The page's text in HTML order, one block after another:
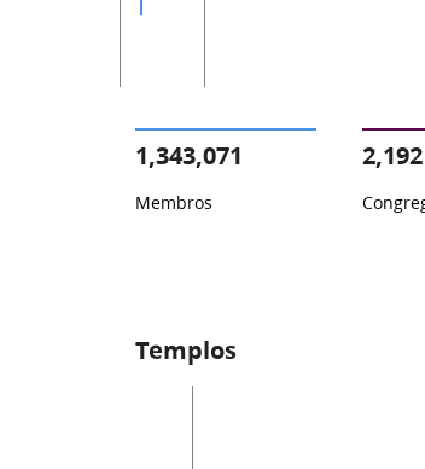
1,343,071
Membros
2,192
Templos